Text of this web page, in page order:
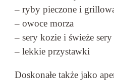
– ryby pieczone i
– owoce morza
– sery kozie i świeże sery
– lekkie przystawki
Doskonałe także jako